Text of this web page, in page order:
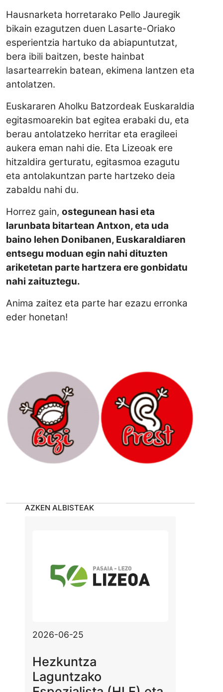
Hausnarketa horretarako Pello Jauregik
bikain ezagutzen duen Lasarte-Oriako
esperientzia hartuko da abiapuntutzat,
bera ibili baitzen, beste hainbat
lasartearrekin batean, ekimena lantzen eta
antolatzen.
Euskararen Aholku Batzordeak Euskaraldia
egitasmoarekin bat egitea erabaki du, eta
berau antolatzeko herritar eta eragileei
aukera eman nahi die. Eta Lizeoak ere
hitzaldira gerturatu, egitasmoa ezagutu
eta antolakuntzan parte hartzeko deia
zabaldu nahi du.
Horrez gain, ostegunean hasi eta
larunbata bitartean Antxon, eta uda
baino lehen Donibanen, Euskaraldiaren
entsegu moduan egin nahi dituzten
ariketetan parte hartzera ere gonbidatu
nahi zaituztegu.
Anima zaitez eta parte har ezazu erronka
eder honetan!
AZKEN ALBISTEAK
2026-06-25
Hezkuntza
Laguntzako